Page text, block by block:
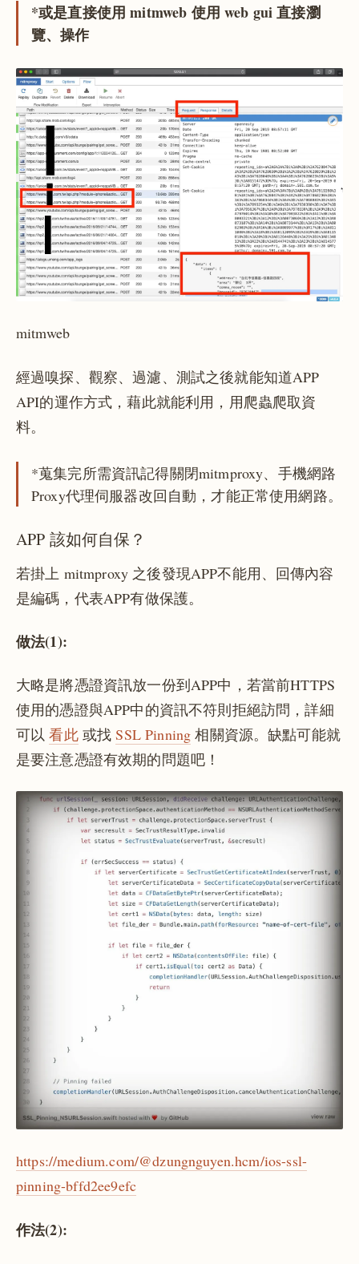
*或是直接使用 mitmweb 使用 web gui 直接瀏
覽、操作
mitmweb
經過嗅探、觀察、過濾、測試之後就能知道APP
API的運作方式，藉此就能利用，用爬蟲爬取資
料。
*蒐集完所需資訊記得關閉mitmproxy、手機網路
Proxy代理伺服器改回自動，才能正常使用網路。
APP 該如何自保？
若掛上 mitmproxy 之後發現APP不能用、回傳內容
是編碼，代表APP有做保護。
做法(1):
大略是將憑證資訊放一份到APP中，若當前HTTPS
使用的憑證與APP中的資訊不符則拒絕訪問，詳細
可以看此或找SSL Pinning 相關資源。缺點可能就
是要注意憑證有效期的問題吧！
https://medium.com/@dzungnguyen.hcm/ios-ssl-
pinning-bffd2ee9efc
作法(2):